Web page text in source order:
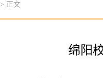
> 正文
绵阳